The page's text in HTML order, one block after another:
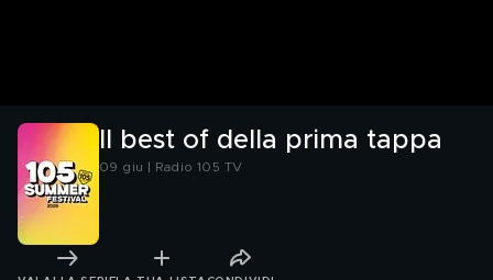
Il best of della prima tappa
09 giu | Radio 105 TV